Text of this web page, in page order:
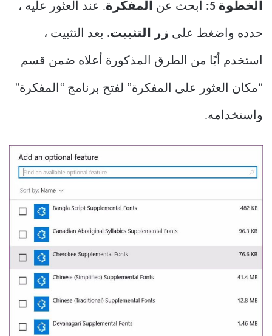
الخطوة 5: ابحث عن المفكرة. عند العثور عليه ،
حدده واضغط على زر التثبيت. بعد التثبيت ،
استخدم أيًا من الطرق المذكورة أعلاه ضمن قسم
“مكان العثور على المفكرة” لفتح برنامج “المفكرة”
واستخدامه.